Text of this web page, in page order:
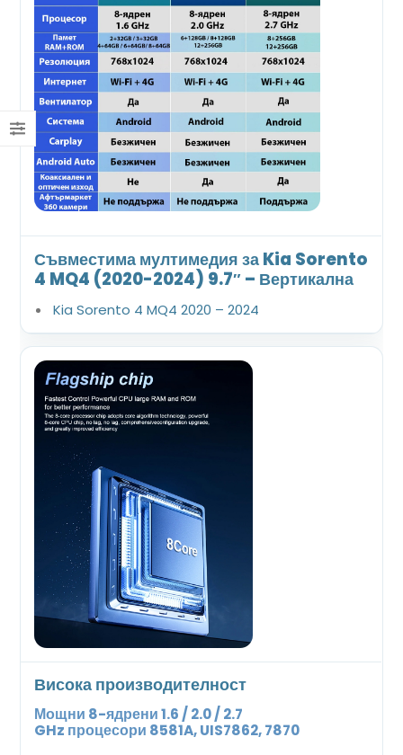
Съвместима мултимедия за Kia Sorento
4 MQ4 (2020-2024) 9.7″ – Вертикална
Kia Sorento 4 MQ4 2020 – 2024
Висока производителност
Мощни 8-ядрени 1.6 / 2.0 / 2.7
GHz процесори 8581A, UIS7862, 7870